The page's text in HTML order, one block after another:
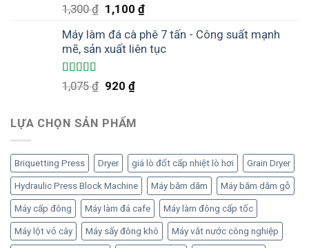
Được xếp
hạng
5.00
5
sao
1,300₫ Giá
là:
1,300 ₫.
1,100₫Giá
tại
là:
Máy làm đá cà phê 7 tấn - Công suất mạnh
mẽ, sản xuất liên tục
Được xếp
hạng
5.00
1,075₫ Giá
là:
1,075 ₫.
920₫Giá
tại
là:
LỰA CHỌN SẢN PHẨM
Briquetting Press Dryer giá lò đốt cấp nhiệt lò hơi Grain Dryer
Hydraulic Press Block Machine Máy băm dăm Máy băm dăm gỗ
Máy cấp đông Máy làm đá cafe Máy làm đông cấp tốc
Máy lột vỏ cây Máy sấy đông khô Máy vắt nước công nghiệp